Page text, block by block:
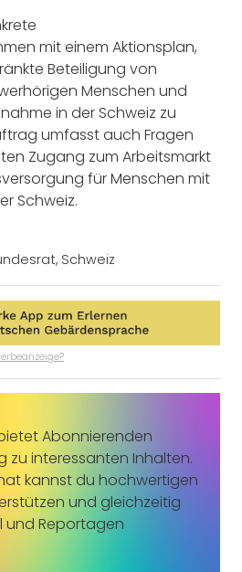
mit einem Aktionsplan,
Beteiligung von
Menschen und
in der Schweiz zu
umfasst auch Fragen
Zugang zum Arbeitsmarkt
für Menschen mit
Schweiz.
, Schweiz
Abonnierenden
zu interessanten Inhalten.
kannst du hochwertigen
und gleichzeitig
und Reportagen